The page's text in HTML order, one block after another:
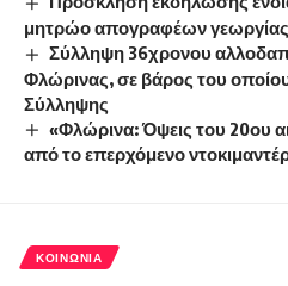
μητρώο απογραφέων γεωργίας
Σύλληψη 36χρονου
Φλώρινας, σε βάρος του
Σύλληψης
«Φλώρινα: Όψεις του 20ου
από το επερχόμενο
ΚΟΙΝΩΝΊΑ